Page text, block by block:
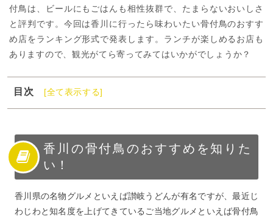
付鳥は、ビールにもごはんも相性抜群で、たまらないおいしさ
と評判です。今回は香川に行ったら味わいたい骨付鳥のおすす
め店をランキング形式で発表します。ランチが楽しめるお店も
ありますので、観光がてら寄ってみてはいかがでしょうか？
目次
[全て表示する]
1
香川の骨付鳥のおすすめを知りたい！
3
香川の骨付鳥おすすめ店ランキング！人気ランチも！
4
香川の骨付鳥はお持ち帰りできる？
5
香川の骨付鳥にかぶりつこう！
香川の骨付鳥のおすすめを知りた
い！
香川県の名物グルメといえば讃岐うどんが有名ですが、最近じ
わじわと知名度を上げてきているご当地グルメといえば骨付鳥